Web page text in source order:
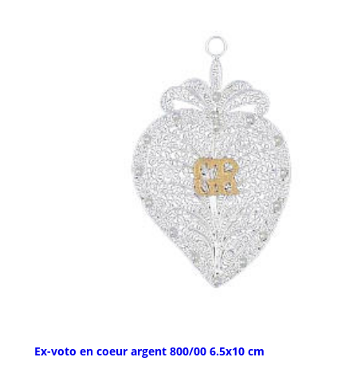
Ex-voto en coeur argent 800/00 6.5x10 cm